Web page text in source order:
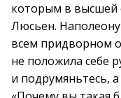
которым в высшей
Люсьен. Наполеону
всем придворном
не положила себе
и подрумяньтесь,